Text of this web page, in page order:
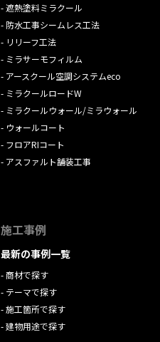
遮熱塗料ミラクール
防水工事シームレス工法
リリーフ工法
ミラサーモフィルム
アースクール空調システムeco
ミラクールロードW
ミラクールウォール/ミラウォール
ウォールコート
フロアRIコート
アスファルト舗装工事
施工事例
最新の事例一覧
商材で探す
テーマで探す
施工箇所で探す
建物用途で探す